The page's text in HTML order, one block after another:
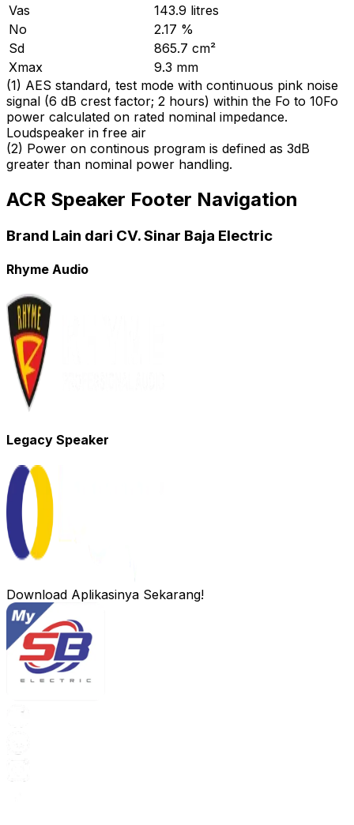
Vas
143.9 litres
No
2.17 %
Sd
865.7 cm²
Xmax
9.3 mm
(1) AES standard, test mode with continuous pink noise
signal (6 dB crest factor; 2 hours) within the Fo to 10Fo
power calculated on rated nominal impedance.
Loudspeaker in free air
(2) Power on continous program is defined as 3dB
greater than nominal power handling.
ACR Speaker Footer Navigation
Brand Lain dari CV. Sinar Baja Electric
Rhyme Audio
Legacy Speaker
Download Aplikasinya Sekarang!